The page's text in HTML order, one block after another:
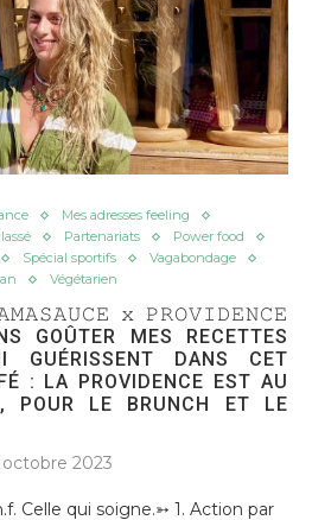
Mes adresses feeling
Partenariats
Power food
Spécial sportifs
Vagabondage
Végétarien
𝙰𝙼𝙰𝚂𝙰𝚄𝙲𝙴 𝚡 𝙿𝚁𝙾𝚅𝙸𝙳𝙴𝙽𝙲𝙴
MES RECETTES
GUÉRISSENT DANS CET
: LA PROVIDENCE EST AU
POUR LE BRUNCH ET LE
octobre 2023
Celle qui soigne.➳ 1. Action par